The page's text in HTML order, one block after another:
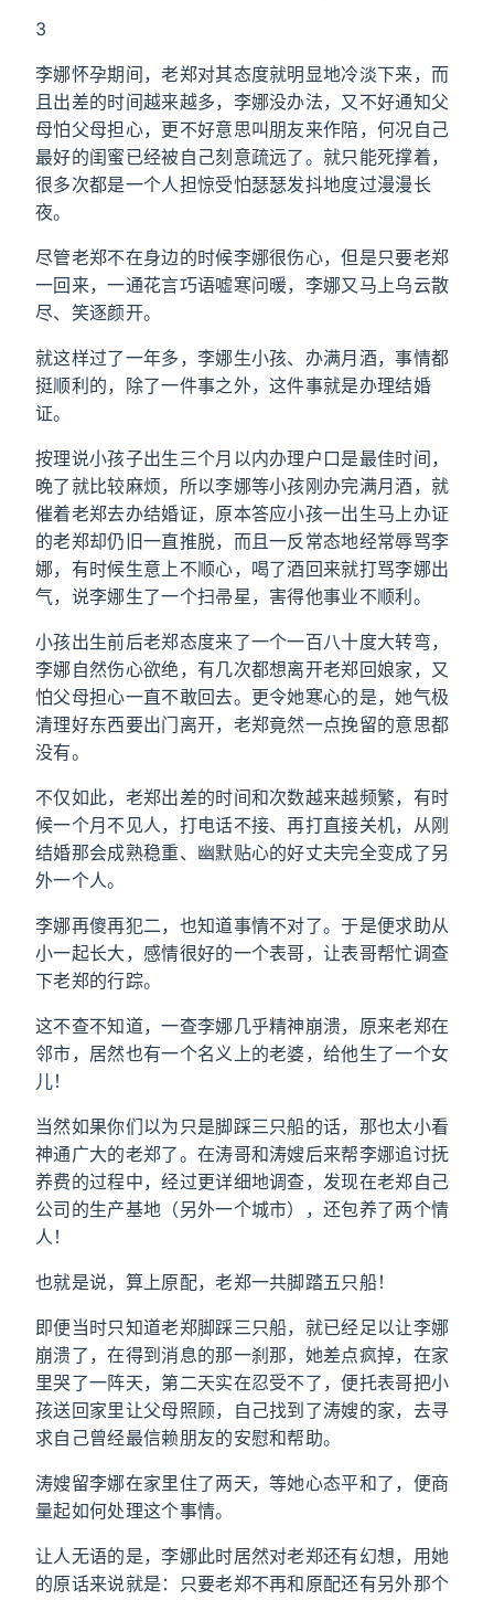
3
李娜怀孕期间，老郑对其态度就明显地冷淡下来，而
且出差的时间越来越多，李娜没办法，又不好通知父
母怕父母担心，更不好意思叫朋友来作陪，何况自己
最好的闺蜜已经被自己刻意疏远了。就只能死撑着，
很多次都是一个人担惊受怕瑟瑟发抖地度过漫漫长
夜。
尽管老郑不在身边的时候李娜很伤心，但是只要老郑
一回来，一通花言巧语嘘寒问暖，李娜又马上乌云散
尽、笑逐颜开。
就这样过了一年多，李娜生小孩、办满月酒，事情都
挺顺利的，除了一件事之外，这件事就是办理结婚
证。
按理说小孩子出生三个月以内办理户口是最佳时间，
晚了就比较麻烦，所以李娜等小孩刚办完满月酒，就
催着老郑去办结婚证，原本答应小孩一出生马上办证
的老郑却仍旧一直推脱，而且一反常态地经常辱骂李
娜，有时候生意上不顺心，喝了酒回来就打骂李娜出
气，说李娜生了一个扫帚星，害得他事业不顺利。
小孩出生前后老郑态度来了一个一百八十度大转弯，
李娜自然伤心欲绝，有几次都想离开老郑回娘家，又
怕父母担心一直不敢回去。更令她寒心的是，她气极
清理好东西要出门离开，老郑竟然一点挽留的意思都
没有。
不仅如此，老郑出差的时间和次数越来越频繁，有时
候一个月不见人，打电话不接、再打直接关机，从刚
结婚那会成熟稳重、幽默贴心的好丈夫完全变成了另
外一个人。
李娜再傻再犯二，也知道事情不对了。于是便求助从
小一起长大，感情很好的一个表哥，让表哥帮忙调查
下老郑的行踪。
这不查不知道，一查李娜几乎精神崩溃，原来老郑在
邻市，居然也有一个名义上的老婆，给他生了一个女
儿！
当然如果你们以为只是脚踩三只船的话，那也太小看
神通广大的老郑了。在涛哥和涛嫂后来帮李娜追讨抚
养费的过程中，经过更详细地调查，发现在老郑自己
公司的生产基地（另外一个城市），还包养了两个情
人！
也就是说，算上原配，老郑一共脚踏五只船！
即便当时只知道老郑脚踩三只船，就已经足以让李娜
崩溃了，在得到消息的那一刹那，她差点疯掉，在家
里哭了一阵天，第二天实在忍受不了，便托表哥把小
孩送回家里让父母照顾，自己找到了涛嫂的家，去寻
求自己曾经最信赖朋友的安慰和帮助。
涛嫂留李娜在家里住了两天，等她心态平和了，便商
量起如何处理这个事情。
让人无语的是，李娜此时居然对老郑还有幻想，用她
的原话来说就是：只要老郑不再和原配还有另外那个